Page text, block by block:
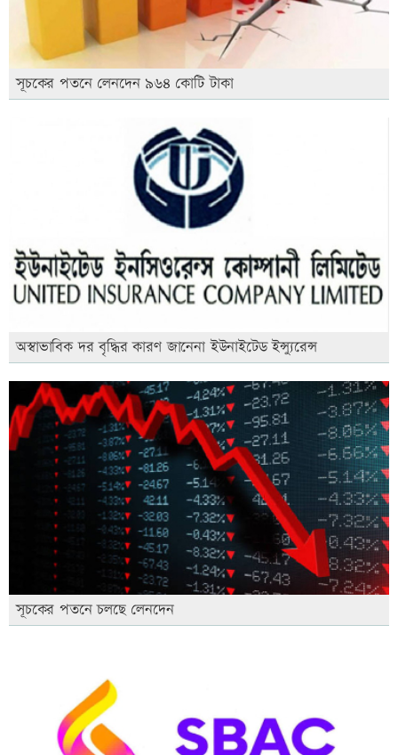
সূচকের পতনে লেনদেন ৯৬৪ কোটি টাকা
অস্বাভাবিক দর বৃদ্ধির কারণ জানেনা ইউনাইটেড ইন্স্যুরেন্স
সূচকের পতনে চলছে লেনদেন